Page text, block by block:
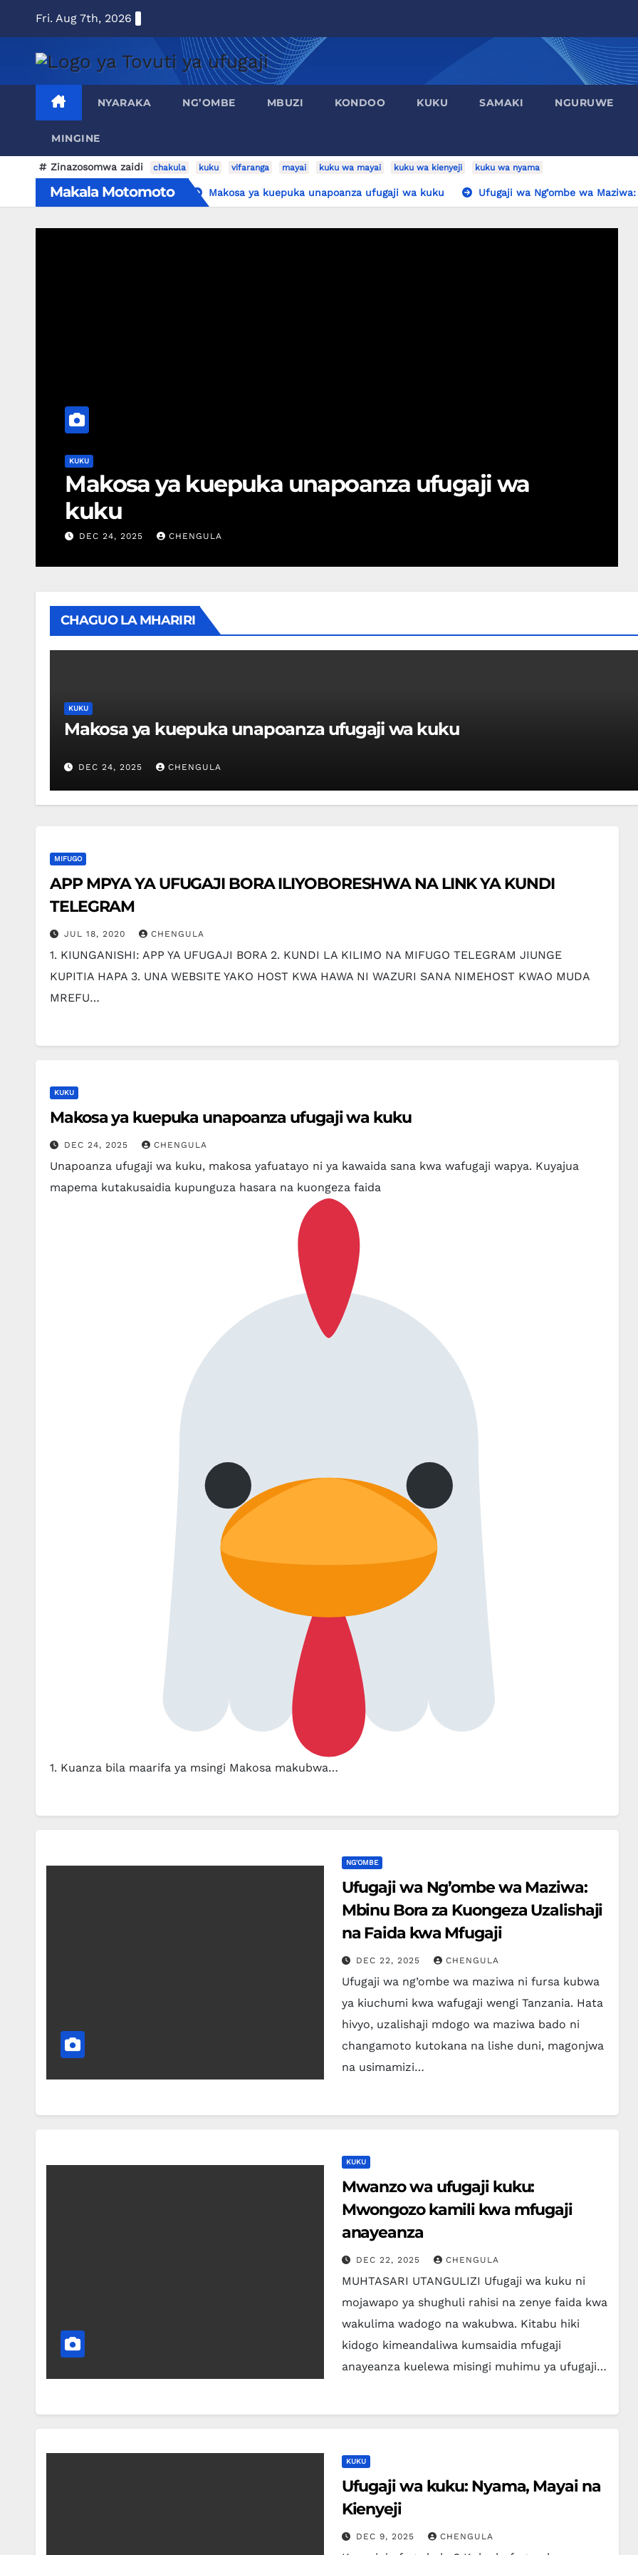
content
Fri. Aug 7th, 2026
NYARAKA NG’OMBE MBUZI KONDOO KUKU SAMAKI NGURUWE
MINGINE
Zinazosomwa zaidi chakula kuku vifaranga mayai kuku wa mayai kuku wa kienyeji kuku wa nyama
Makala Motomoto Makosa ya kuepuka unapoanza ufugaji wa kuku Ufugaji wa Ng’ombe wa
KUKU
Makosa ya kuepuka unapoanza ufugaji wa
kuku
DEC 24, 2025 CHENGULA
CHAGUO LA MHARIRI
KUKU
Makosa ya kuepuka unapoanza ufugaji wa kuku
DEC 24, 2025 CHENGULA
MIFUGO
APP MPYA YA UFUGAJI BORA ILIYOBORESHWA NA LINK YA KUNDI
TELEGRAM
JUL 18, 2020 CHENGULA
1. KIUNGANISHI: APP YA UFUGAJI BORA 2. KUNDI LA KILIMO NA MIFUGO TELEGRAM JIUNGE
KUPITIA HAPA 3. UNA WEBSITE YAKO HOST KWA HAWA NI WAZURI SANA NIMEHOST KWAO MUDA
MREFU…
KUKU
Makosa ya kuepuka unapoanza ufugaji wa kuku
DEC 24, 2025 CHENGULA
Unapoanza ufugaji wa kuku, makosa yafuatayo ni ya kawaida sana kwa wafugaji wapya. Kuyajua
mapema kutakusaidia kupunguza hasara na kuongeza faida
1. Kuanza bila maarifa ya msingi Makosa makubwa…
NG'OMBE
Ufugaji wa Ng’ombe wa Maziwa:
Mbinu Bora za Kuongeza Uzalishaji
na Faida kwa Mfugaji
DEC 22, 2025 CHENGULA
Ufugaji wa ng’ombe wa maziwa ni fursa kubwa
ya kiuchumi kwa wafugaji wengi Tanzania. Hata
hivyo, uzalishaji mdogo wa maziwa bado ni
changamoto kutokana na lishe duni, magonjwa
na usimamizi…
KUKU
Mwanzo wa ufugaji kuku:
Mwongozo kamili kwa mfugaji
anayeanza
DEC 22, 2025 CHENGULA
MUHTASARI UTANGULIZI Ufugaji wa kuku ni
mojawapo ya shughuli rahisi na zenye faida kwa
wakulima wadogo na wakubwa. Kitabu hiki
kidogo kimeandaliwa kumsaidia mfugaji
anayeanza kuelewa misingi muhimu ya ufugaji…
KUKU
Ufugaji wa kuku: Nyama, Mayai na
Kienyeji
DEC 9, 2025 CHENGULA